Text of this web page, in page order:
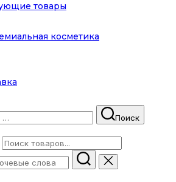
товары
косметика
Поиск